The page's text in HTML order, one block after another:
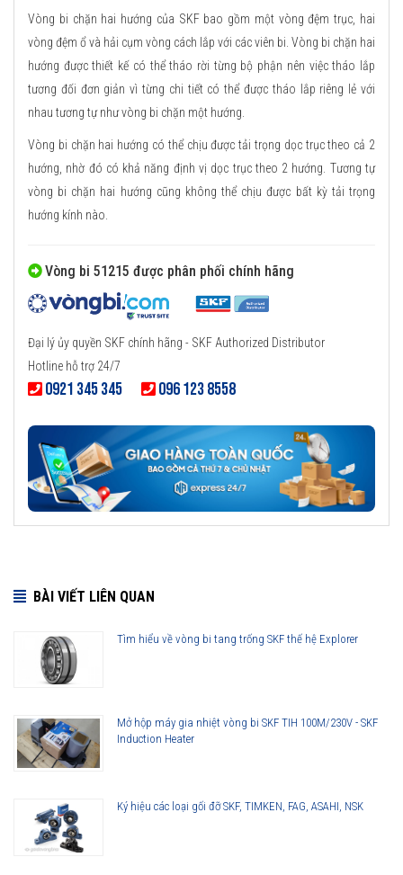
Vòng bi chặn hai hướng của SKF bao gồm một vòng đệm trục, hai
vòng đệm ổ và hải cụm vòng cách lắp với các viên bi. Vòng bi chặn hai
hướng được thiết kế có thể tháo rời từng bộ phận nên việc tháo lắp
tương đối đơn giản vì từng chi tiết có thể được tháo lắp riêng lẻ với
nhau tương tự như vòng bi chặn một hướng.
Vòng bi chặn hai hướng có thể chịu được tải trọng dọc trục theo cả 2
hướng, nhờ đó có khả năng định vị dọc trục theo 2 hướng. Tương tự
vòng bi chặn hai hướng cũng không thể chịu được bất kỳ tải trọng
hướng kính nào.
Vòng bi 51215 được phân phối chính hãng
Đại lý ủy quyền SKF chính hãng - SKF Authorized Distributor
Hotline hỗ trợ 24/7
0921 345 345 096 123 8558
BÀI VIẾT LIÊN QUAN
Tìm hiểu về vòng bi tang trống SKF thế hệ Explorer
Mở hộp máy gia nhiệt vòng bi SKF TIH 100M/230V - SKF
Induction Heater
Ký hiệu các loại gối đỡ SKF, TIMKEN, FAG, ASAHI, NSK